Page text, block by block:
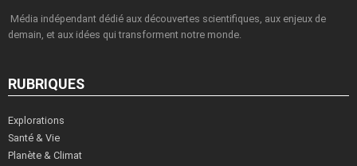
Média indépendant dédié aux découvertes scientifiques, aux enjeux de
demain, et aux idées qui transforment notre monde.
RUBRIQUES
Explorations
Santé & Vie
Planète & Climat